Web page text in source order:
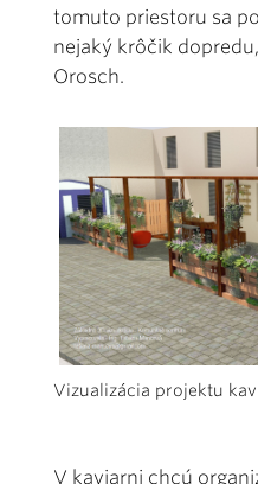
tomuto priestoru sa
nejaký krôčik
Orosch.
Vizualizácia projektu
V kaviarni chcú